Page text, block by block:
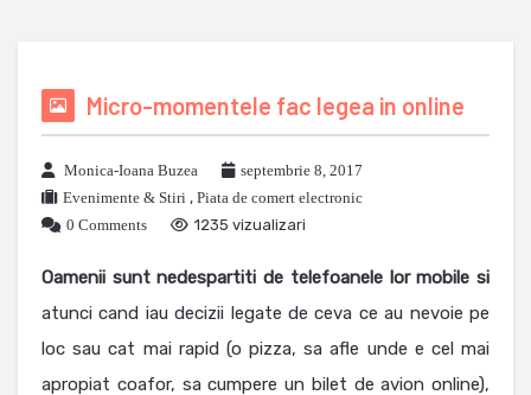
Micro-momentele fac legea in online
Monica-Ioana Buzea
septembrie 8, 2017
Evenimente & Stiri , Piata de comert electronic
0 Comments
1235 vizualizari
Oamenii sunt nedespartiti de telefoanele lor mobile si
atunci cand iau decizii legate de ceva ce au nevoie pe
loc sau cat mai rapid (o pizza, sa afle unde e cel mai
apropiat coafor, sa cumpere un bilet de avion online),